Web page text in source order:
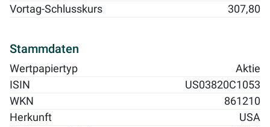
Vortag-Schlusskurs
307,80
Stammdaten
Wertpapiertyp
Aktie
ISIN
US03820C1053
WKN
861210
Herkunft
USA